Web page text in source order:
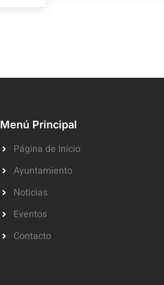
Menú Principal
Página de Inicio
Ayuntamiento
Noticias
Eventos
Contacto